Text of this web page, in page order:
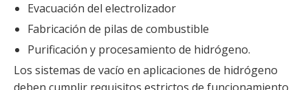
Evacuación del electrolizador
Fabricación de pilas de combustible
Purificación y procesamiento de hidrógeno.
Los sistemas de vacío en aplicaciones de hidrógeno